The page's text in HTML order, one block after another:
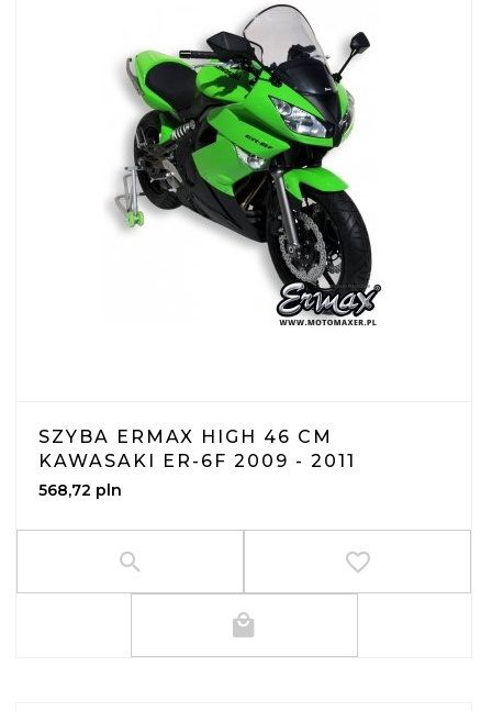
SZYBA ERMAX HIGH 46 CM
KAWASAKI ER-6F 2009 - 2011
568,72 pln